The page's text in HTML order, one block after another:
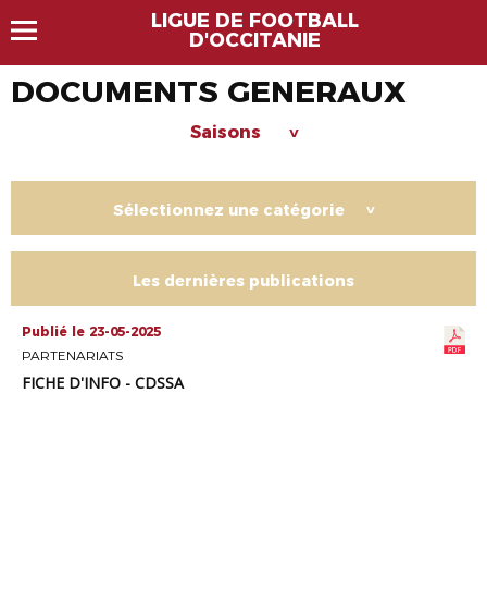
LIGUE DE FOOTBALL
D'OCCITANIE
DOCUMENTS GENERAUX
Saisons >
Sélectionnez une catégorie >
Les dernières publications
Publié le 23-05-2025
PARTENARIATS
FICHE D'INFO - CDSSA